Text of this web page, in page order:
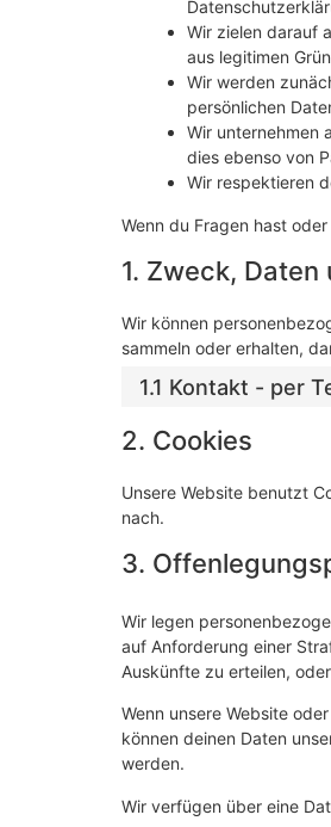
Wir zielen darauf
aus legitimen
Wir werden
persönlichen
Wir unternehmen
dies ebenso von
Wir respektieren
Wenn du Fragen hast
1. Zweck,
Wir können
sammeln oder erhalten,
1.1 Kontakt - per
2. Cookies
Unsere Website benutzt
nach.
3.
Wir legen
auf Anforderung einer
Auskünfte zu erteilen,
Wenn unsere Website
können deinen Daten
werden.
Wir verfügen über eine